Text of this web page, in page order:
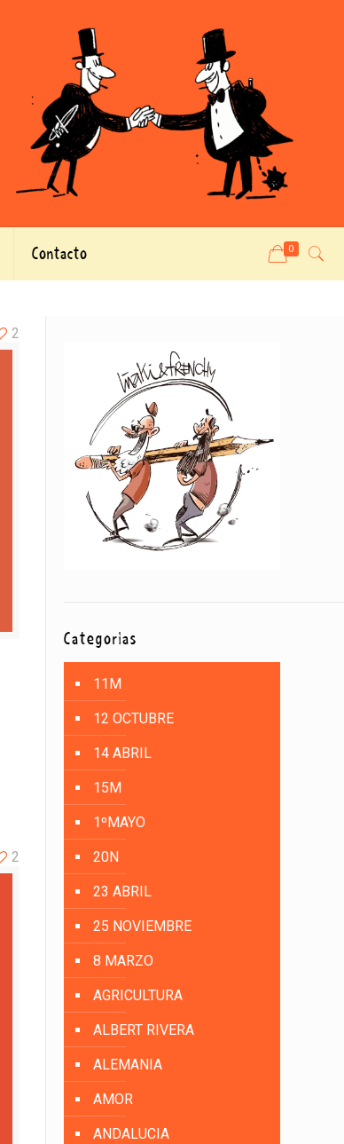
Contacto 0
2
2
Categorías
11M
12 OCTUBRE
14 ABRIL
15M
1ºMAYO
20N
23 ABRIL
25 NOVIEMBRE
8 MARZO
AGRICULTURA
ALBERT RIVERA
ALEMANIA
AMOR
ANDALUCIA